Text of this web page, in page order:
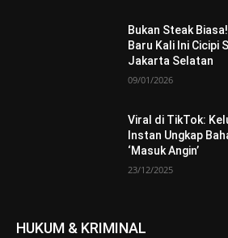
Bukan Steak
Baru Kali Ini Cicipi
Jakarta Selatan
09/01/2026
Viral di TikTok:
Instan Ungkap
‘Masuk Angin’
23/12/2025
HUKUM & KRIMINAL